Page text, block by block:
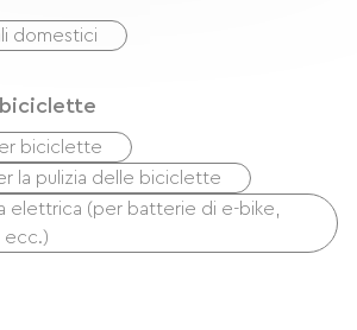
domestici
biciclette
la pulizia delle biciclette
elettrica (per batterie di e-bike,
ecc.)